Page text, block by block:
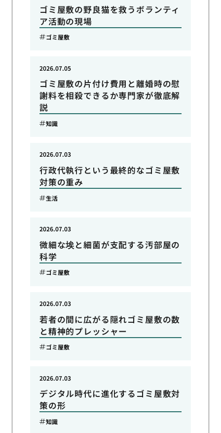
ゴミ屋敷の野良猫を救うボランティ
ア活動の現場
ゴミ屋敷
ゴミ屋敷の片付け費用と離婚時の慰
謝料を相殺できるか専門家が徹底解
説
2026.07.05
知識
行政代執行という最終的なゴミ屋敷
対策の重み
2026.07.03
生活
微細な埃と細菌が支配する汚部屋の
科学
2026.07.03
ゴミ屋敷
若者の間に広がる隠れゴミ屋敷の数
と精神的プレッシャー
2026.07.03
ゴミ屋敷
デジタル時代に進化するゴミ屋敷対
策の形
2026.07.03
知識